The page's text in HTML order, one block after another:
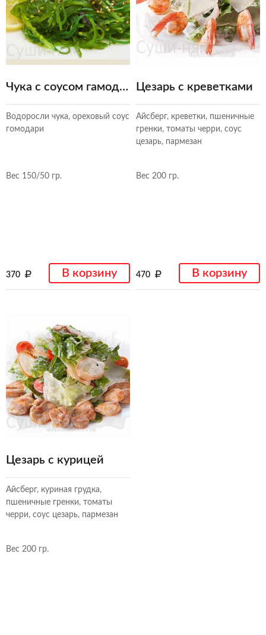
Чука с соусом гамодари
Водоросли чука, ореховый соус
гомодари
Вес 150/50 гр.
370 В корзину
Цезарь с креветками
Айсберг, креветки, пшеничные
гренки, томаты черри, соус
цезарь, пармезан
Вес 200 гр.
470 В корзину
Цезарь с курицей
Айсберг, куриная грудка,
пшеничные гренки, томаты
черри, соус цезарь, пармезан
Вес 200 гр.